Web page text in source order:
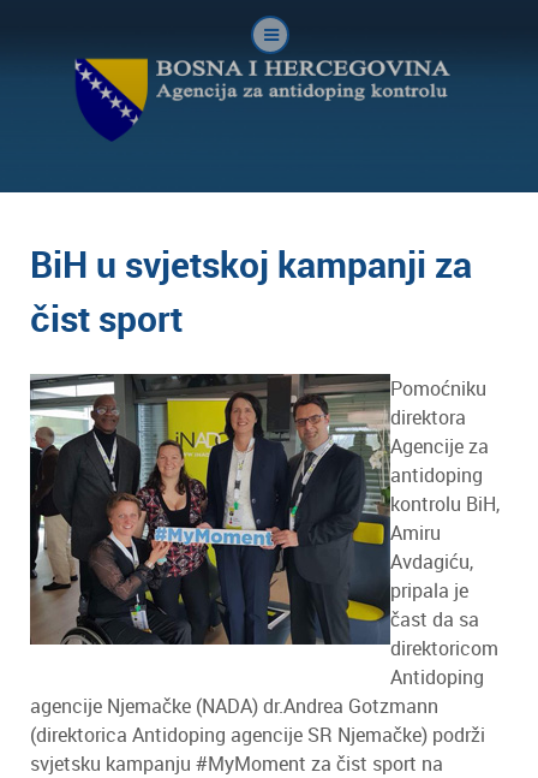
BiH u svjetskoj kampanji za
čist sport
Pomoćniku
direktora
Agencije za
antidoping
kontrolu BiH,
Amiru
Avdagiću,
pripala je
čast da sa
direktoricom
Antidoping
agencije Njemačke (NADA) dr.Andrea Gotzmann
(direktorica Antidoping agencije SR Njemačke) podrži
svjetsku kampanju #MyMoment za čist sport na